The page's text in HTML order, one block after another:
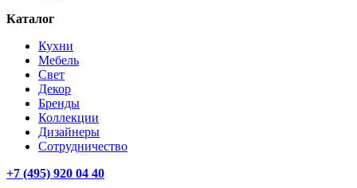
Каталог
Кухни
Мебель
Свет
Декор
Бренды
Коллекции
Дизайнеры
Сотрудничество
+7 (495) 920 04 40